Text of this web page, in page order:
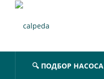
🔍 ПОДБОР НАСОСА